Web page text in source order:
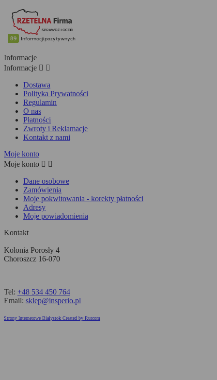
Informacje
Informacje  
Dostawa
Polityka Prywatności
Regulamin
O nas
Płatności
Zwroty i Reklamacje
Kontakt z nami
Moje konto
Moje konto  
Dane osobowe
Zamówienia
Moje pokwitowania - korekty płatności
Adresy
Moje powiadomienia
Kontakt
Kolonia Porosły 4
Choroszcz 16-070
Tel: +48 534 450 764
Email: sklep@insperio.pl
Strony Internetowe Białystok Created by Rutcom